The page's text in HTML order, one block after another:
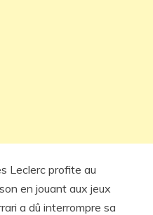
Leclerc profite au
en jouant aux jeux
a dû interrompre sa